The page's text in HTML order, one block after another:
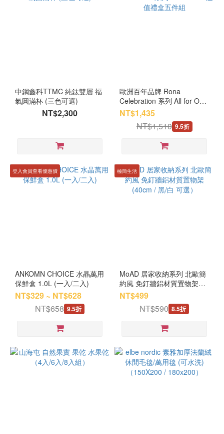
中鋼鑫科TTMC 純鈦雙層 福
氣圓滿杯 (三色可選)
NT$2,300
歐洲百年品牌 Rona
Celebration 系列 All for One
超值禮盒五件組
NT$1,435
NT$1,510 9.5折
登入會員查看優惠價
ANKOMN CHOICE 水晶萬用
保鮮盒 1.0L (一入/二入)
NT$329 ~ NT$628
NT$658 9.5折
極簡生活
MoAD 居家收納系列 北歐簡
約風 免釘牆鋁材質置物架
(40cm / 黑/白 可選）
NT$499
NT$590 8.5折